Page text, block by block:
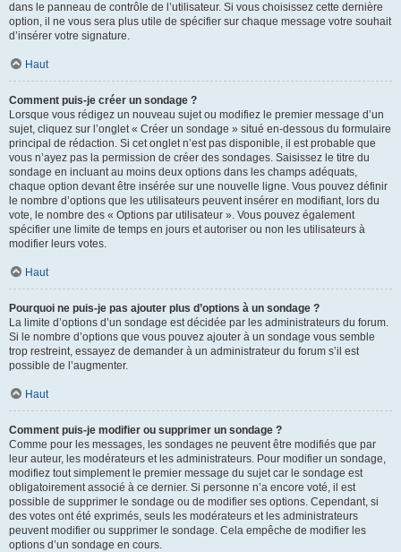
dans le panneau de contrôle de l’utilisateur. Si vous choisissez cette dernière
option, il ne vous sera plus utile de spécifier sur chaque message votre souhait
d’insérer votre signature.
Haut
Comment puis-je créer un sondage ?
Lorsque vous rédigez un nouveau sujet ou modifiez le premier message d’un
sujet, cliquez sur l’onglet « Créer un sondage » situé en-dessous du formulaire
principal de rédaction. Si cet onglet n’est pas disponible, il est probable que
vous n’ayez pas la permission de créer des sondages. Saisissez le titre du
sondage en incluant au moins deux options dans les champs adéquats,
chaque option devant être insérée sur une nouvelle ligne. Vous pouvez définir
le nombre d’options que les utilisateurs peuvent insérer en modifiant, lors du
vote, le nombre des « Options par utilisateur ». Vous pouvez également
spécifier une limite de temps en jours et autoriser ou non les utilisateurs à
modifier leurs votes.
Haut
Pourquoi ne puis-je pas ajouter plus d’options à un sondage ?
La limite d’options d’un sondage est décidée par les administrateurs du forum.
Si le nombre d’options que vous pouvez ajouter à un sondage vous semble
trop restreint, essayez de demander à un administrateur du forum s’il est
possible de l’augmenter.
Haut
Comment puis-je modifier ou supprimer un sondage ?
Comme pour les messages, les sondages ne peuvent être modifiés que par
leur auteur, les modérateurs et les administrateurs. Pour modifier un sondage,
modifiez tout simplement le premier message du sujet car le sondage est
obligatoirement associé à ce dernier. Si personne n’a encore voté, il est
possible de supprimer le sondage ou de modifier ses options. Cependant, si
des votes ont été exprimés, seuls les modérateurs et les administrateurs
peuvent modifier ou supprimer le sondage. Cela empêche de modifier les
options d’un sondage en cours.